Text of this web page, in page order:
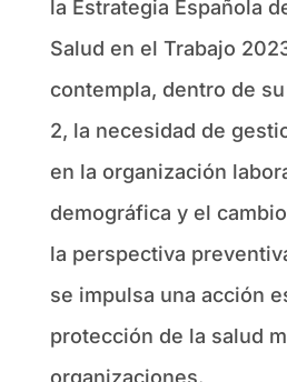
la Estrategia Española
Salud en el Trabajo
contempla, dentro de
2, la necesidad de
en la organización
demográfica y el
la perspectiva
se impulsa una acción
protección de la salud
organizaciones.